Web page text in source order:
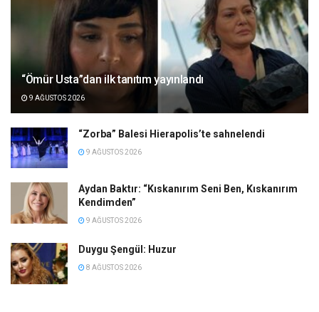
“Ömür Usta”dan ilk tanıtım yayınlandı
9 AĞUSTOS 2026
“Zorba” Balesi Hierapolis’te sahnelendi
9 AĞUSTOS 2026
Aydan Baktır: “Kıskanırım Seni Ben, Kıskanırım
Kendimden”
9 AĞUSTOS 2026
Duygu Şengül: Huzur
8 AĞUSTOS 2026